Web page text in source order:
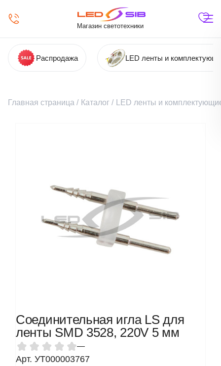
Магазин светотехники
Распродажа LED ленты и
Главная страница / Каталог / LED ленты и
Соединительная игла LS для
ленты SMD 3528, 220V 5 мм
—
Арт. УТ000003767